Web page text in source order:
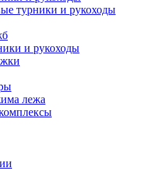
турники и рукоходы
и рукоходы
лежа